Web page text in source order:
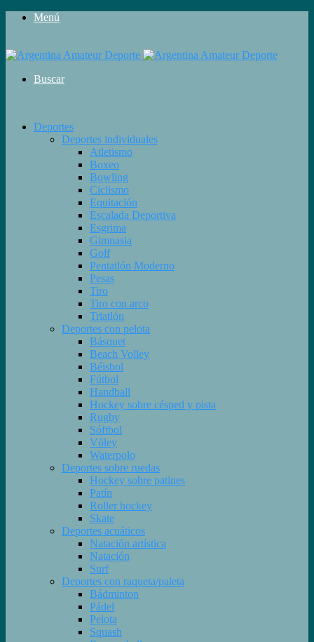
Menú
Buscar
Deportes
Deportes individuales
Atletismo
Boxeo
Bowling
Ciclismo
Equitación
Escalada Deportiva
Esgrima
Gimnasia
Golf
Pentatlón Moderno
Pesas
Tiro
Tiro con arco
Triatlón
Deportes con pelota
Básquet
Beach Volley
Béisbol
Fútbol
Handball
Hockey sobre césped y pista
Rugby
Sóftbol
Vóley
Waterpolo
Deportes sobre ruedas
Hockey sobre patines
Patín
Roller hockey
Skate
Deportes acuáticos
Natación artística
Natación
Surf
Deportes con raqueta/paleta
Bádminton
Pádel
Pelota
Squash